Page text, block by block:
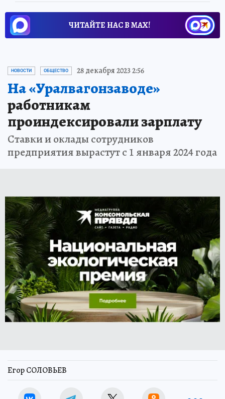
ЧИТАЙТЕ НАС В МАХ!
НОВОСТИ ОБЩЕСТВО 28 декабря 2023 2:56
На «Уралвагонзаводе»
работникам
проиндексировали зарплату
Ставки и оклады сотрудников
предприятия вырастут с 1 января 2024 года
Егор СОЛОВЬЕВ